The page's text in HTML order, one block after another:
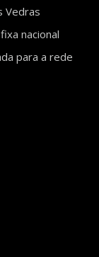
Vedras
nacional
para a rede